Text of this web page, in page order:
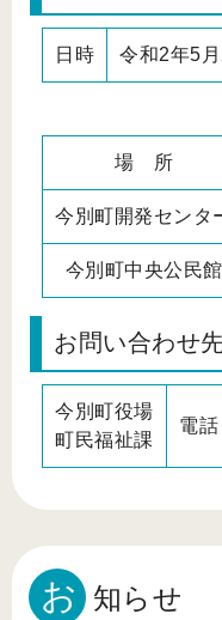
日時 令和2年5月
場 所
今別町開発センタ
今別町中央公民館
お問い合わせ
今別町役場
町民福祉課
電
お 知らせ